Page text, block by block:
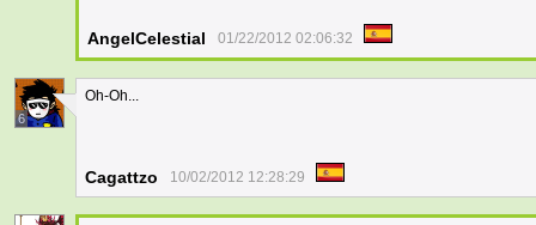
AngelCelestial 01/22/2012 02:06:32
6
Oh-Oh...
Cagattzo 10/02/2012 12:28:29